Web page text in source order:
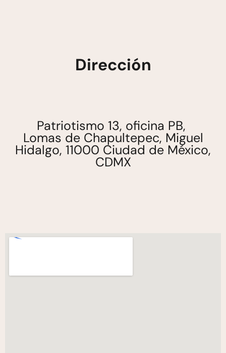
Dirección
Patriotismo 13, oficina PB,
Lomas de Chapultepec, Miguel
Hidalgo, 11000 Ciudad de México,
CDMX